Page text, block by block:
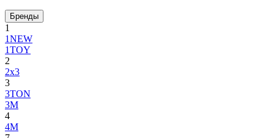
Бренды
1
1NEW
1TOY
2
2x3
3
3TON
3М
4
4M